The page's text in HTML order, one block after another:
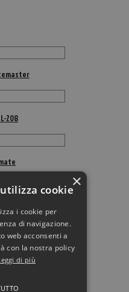
208
×
cookie
i cookie per
di navigazione.
web acconsenti a
con la nostra policy
di più